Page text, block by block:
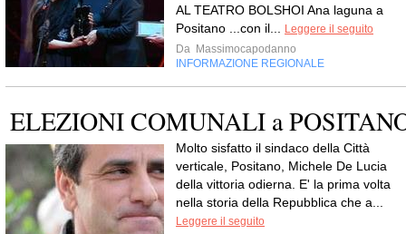
AL TEATRO BOLSHOI Ana laguna a
Positano ...con il...
Leggere il seguito
Da Massimocapodanno
INFORMAZIONE REGIONALE
ELEZIONI COMUNALI a
Molto sisfatto il sindaco della Città
verticale, Positano, Michele De Lucia
della vittoria odierna. E' la prima volta
nella storia della Repubblica che a...
Leggere il seguito